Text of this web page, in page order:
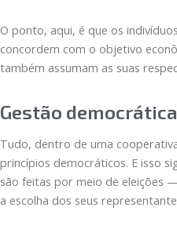
O ponto, aqui, é que os
concordem com o objetivo
também assumam as suas
Gestão democrática
Tudo, dentro de uma
princípios democráticos. E isso
são feitas por meio de eleições
a escolha dos seus